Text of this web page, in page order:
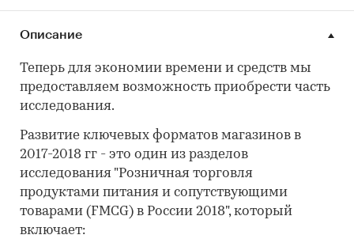
Описание
Теперь для экономии времени и средств мы
предоставляем возможность приобрести часть
исследования.
Развитие ключевых форматов магазинов в
2017-2018 гг - это один из разделов
исследования "Розничная торговля
продуктами питания и сопутствующими
товарами (FMCG) в России 2018", который
включает: